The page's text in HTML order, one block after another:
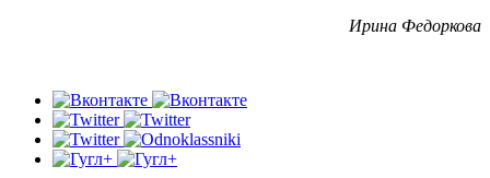
Ирина Федоркова